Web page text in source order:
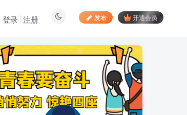
发布 开通会员
登录 注册
最新文章
1 居家拍视频 苹果手动采
集项目 第一人称视角手部操
作视频采集 一天收入轻松百
元起20小时前 898